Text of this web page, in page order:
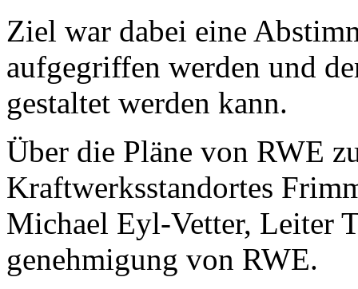
Ziel war dabei eine
aufgegriffen werden und
gestaltet werden kann.
Über die Pläne von RWE
Kraftwerksstandortes
Michael Eyl-Vetter, Leiter
genehmigung von RWE.